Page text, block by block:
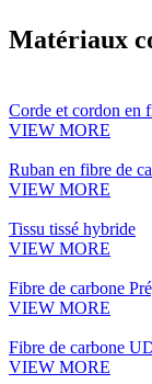
Matériaux
Corde et cordon en
VIEW MORE
Ruban en fibre de
VIEW MORE
Tissu tissé hybride
VIEW MORE
Fibre de carbone
VIEW MORE
Fibre de carbone
VIEW MORE